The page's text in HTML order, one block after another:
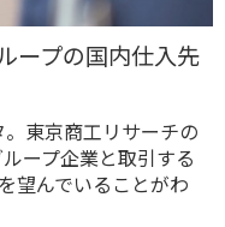
ープの国内仕入先
東京商工リサーチの
ープ企業と取引する
望んでいることがわ